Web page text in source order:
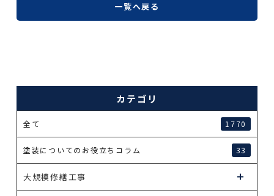
一覧へ戻る
カテゴリ
全て 1770
塗装についてのお役立ちコラム 33
大規模修繕工事